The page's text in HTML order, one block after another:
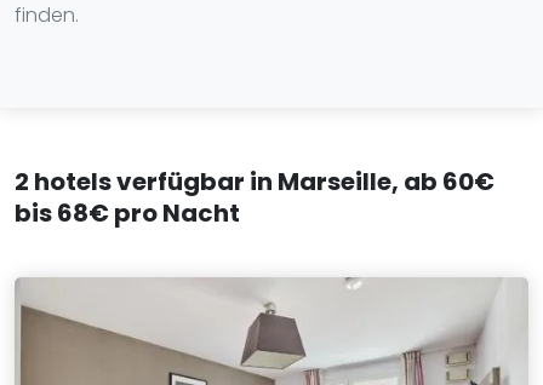
finden.
2 hotels verfügbar in Marseille, ab 60€
bis 68€ pro Nacht